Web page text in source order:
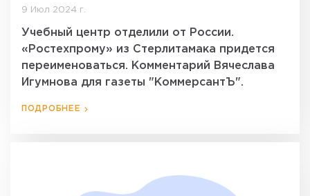
9 Июл 2024 г.
Учебный центр отделили от России.
«Ростехпрому» из Стерлитамака придется
переименоваться. Комментарий Вячеслава
Игумнова для газеты "КоммерсантЪ".
ПОДРОБНЕЕ